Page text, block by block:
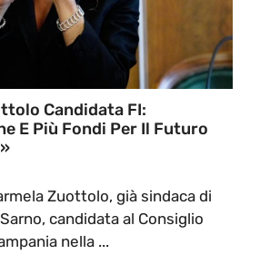
Candidata FI:
E Più Fondi Per Il Futuro
Zuottolo, già sindaca di
candidata al Consiglio
nella ...